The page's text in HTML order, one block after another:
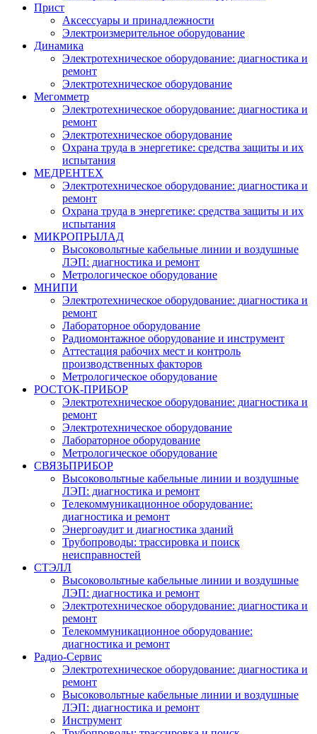
Прист
Аксессуары и принадлежности
Электроизмерительное оборудование
Динамика
Электротехническое оборудование: диагностика и
ремонт
Электротехническое оборудование
Мегомметр
Электротехническое оборудование: диагностика и
ремонт
Электротехническое оборудование
Охрана труда в энергетике: средства защиты и их
испытания
МЕДРЕНТЕХ
Электротехническое оборудование: диагностика и
ремонт
Охрана труда в энергетике: средства защиты и их
испытания
МИКРОПРЫЛАД
Высоковольтные кабельные линии и воздушные
ЛЭП: диагностика и ремонт
Метрологическое оборудование
МНИПИ
Электротехническое оборудование: диагностика и
ремонт
Лабораторное оборудование
Радиомонтажное оборудование и инструмент
Аттестация рабочих мест и контроль
производственных факторов
Метрологическое оборудование
РОСТОК-ПРИБОР
Электротехническое оборудование: диагностика и
ремонт
Электротехническое оборудование
Лабораторное оборудование
Метрологическое оборудование
СВЯЗЬПРИБОР
Высоковольтные кабельные линии и воздушные
ЛЭП: диагностика и ремонт
Телекоммуникационное оборудование:
диагностика и ремонт
Энергоаудит и диагностика зданий
Трубопроводы: трассировка и поиск
неисправностей
СТЭЛЛ
Высоковольтные кабельные линии и воздушные
ЛЭП: диагностика и ремонт
Электротехническое оборудование: диагностика и
ремонт
Телекоммуникационное оборудование:
диагностика и ремонт
Радио-Cервис
Электротехническое оборудование: диагностика и
ремонт
Высоковольтные кабельные линии и воздушные
ЛЭП: диагностика и ремонт
Инструмент